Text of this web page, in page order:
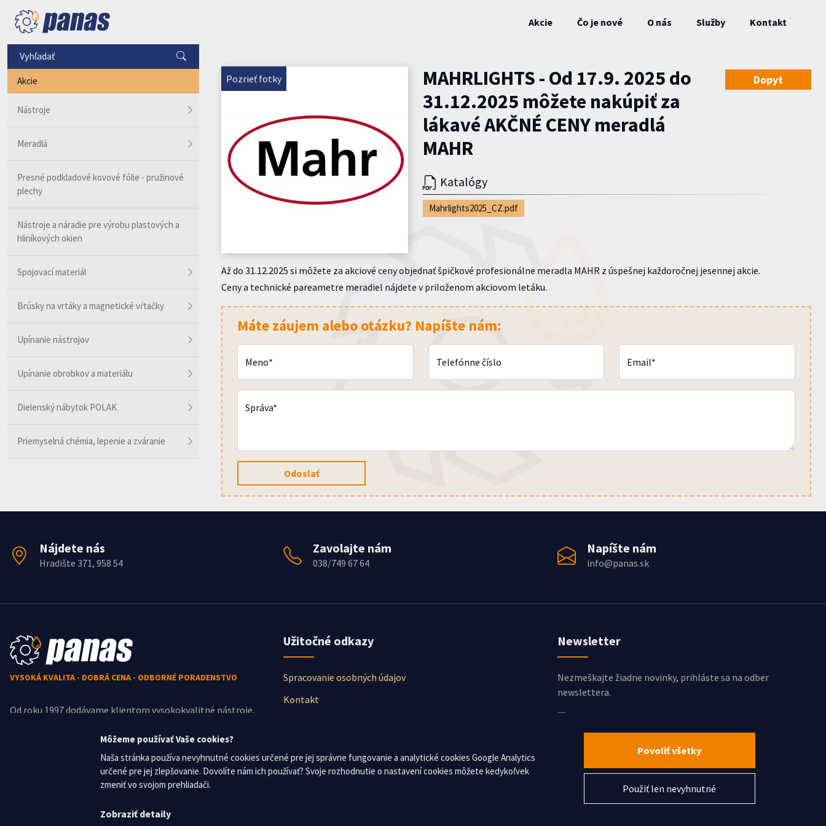
Môžeme používať Vaše cookies?
Naša stránka používa nevyhnutné cookies určené pre jej správne fungovanie a analytické cookies Google Analytics
určené pre jej zlepšovanie. Dovolíte nám ich používať? Svoje rozhodnutie o nastavení cookies môžete kedykoľvek
zmeniť vo svojom prehliadači.
Zobraziť detaily
Povoliť všetky
Použiť len nevyhnutné
Akcie Čo je nové O nás Služby Kontakt
Akcie
Nástroje
Meradlá
Presné podkladové kovové fólie - pružinové
plechy
Nástroje a náradie pre výrobu plastových a
hliníkových okien
Spojovací materiál
Brúsky na vrtáky a magnetické vŕtačky
Upínanie nástrojov
Upínanie obrobkov a materiálu
Dielenský nábytok POLAK
Priemyselná chémia, lepenie a zváranie
Pozrieť fotky
MAHRLIGHTS - Od 17.9. 2025 do
31.12.2025 môžete nakúpiť za
lákavé AKČNÉ CENY meradlá
MAHR
Dopyt
Katalógy
Mahrlights2025_CZ.pdf
Až do 31.12.2025 si môžete za akciové ceny objednať špičkové profesionálne meradla MAHR z úspešnej každoročnej jesennej akcie.
Ceny a technické pareametre meradiel nájdete v priloženom akciovom letáku.
Máte záujem alebo otázku? Napíšte nám:
Meno* Telefónne číslo Email*
Správa*
Odoslať
Nájdete nás
Hradište 371, 958 54
Zavolajte nám
038/749 67 64
Napíšte nám
info@panas.sk
VYSOKÁ KVALITA - DOBRÁ CENA - ODBORNÉ PORADENSTVO
Od roku 1997 dodávame klientom vysokokvalitné nástroje,
navrhujeme a zabezpečujeme výrobu špeciálnych nástrojov.
Užitočné odkazy
Spracovanie osobných údajov
Kontakt
Newsletter
Nezmeškajte žiadne novinky, prihláste sa na odber
newslettera.
Chcem dostávať najnovšie informácie